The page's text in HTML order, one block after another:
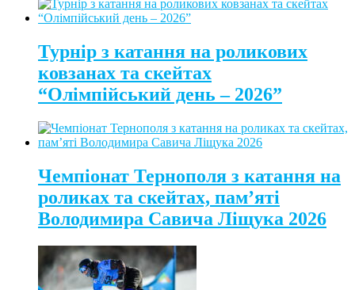
Турнір з катання на роликових
ковзанах та скейтах
“Олімпійський день – 2026”
Чемпіонат Тернополя з катання на
роликах та скейтах, пам’яті
Володимира Савича Ліщука 2026